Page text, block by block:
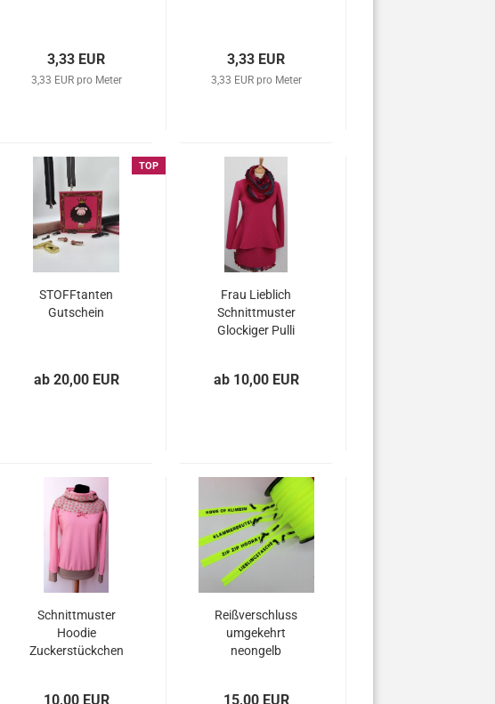
3,33 EUR
3,33 EUR pro Meter
3,33 EUR
3,33 EUR pro Meter
TOP
STOFFtanten
Gutschein
ab 20,00 EUR
Frau Lieblich
Schnittmuster
Glockiger Pulli
ab 10,00 EUR
Schnittmuster
Hoodie
Zuckerstückchen
10,00 EUR
Reißverschluss
umgekehrt
neongelb
15,00 EUR